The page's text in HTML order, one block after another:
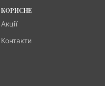
КОРИСНЕ
Акції
Контакти